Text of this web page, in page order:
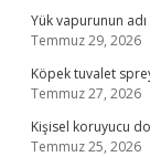
Yük vapurunun
Temmuz 29, 2026
Köpek tuvalet
Temmuz 27, 2026
Kişisel koruyucu
Temmuz 25, 2026